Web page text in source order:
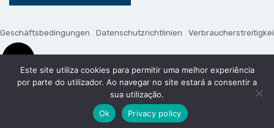
Geschäftsbedingungen Datenschutzrichtlinien
Zahlungsarten
©2022 Land Tours. Alle Rechte vorbehalten.
Este site utiliza cookies para permitir uma melhor experiência
por parte do utilizador. Ao navegar no site estará a consentir a
sua utilização.
Ok
Privacy policy